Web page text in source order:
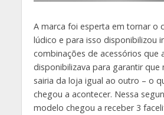
A marca foi esperta em tornar o
lúdico e para isso disponibilizou
combinações de acessórios que
disponibilizava para garantir que
sairia da loja igual ao outro – o
chegou a acontecer. Nessa
modelo chegou a receber 3